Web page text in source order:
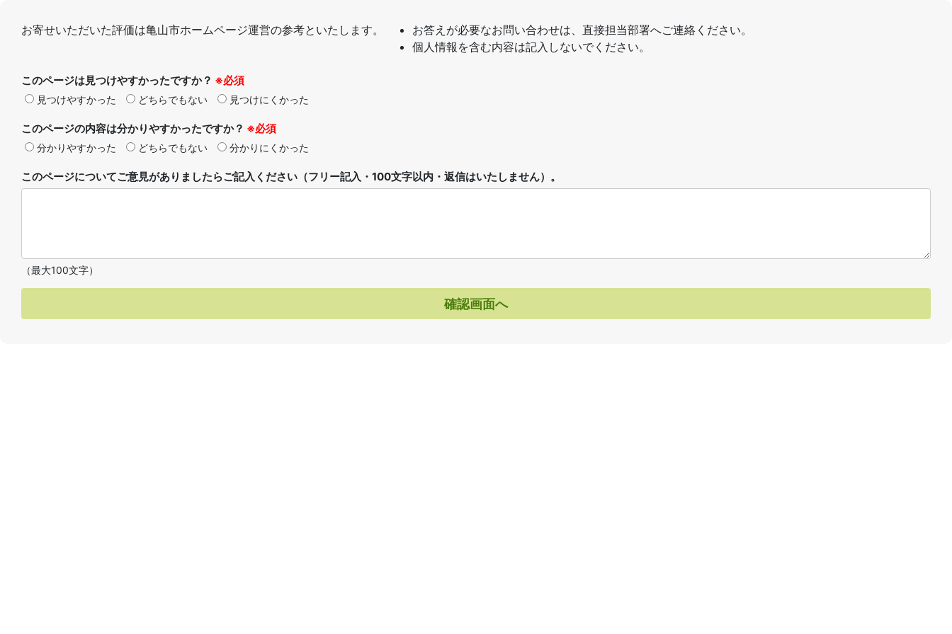
お寄せいただいた評価は亀山市ホームページ運営の参考といたします。
お答えが必要なお問い合わせは、直接担当部署へご連絡ください。
個人情報を含む内容は記入しないでください。
このページは見つけやすかったですか？ ※必須
見つけやすかった どちらでもない 見つけにくかった
このページの内容は分かりやすかったですか？ ※必須
分かりやすかった どちらでもない 分かりにくかった
このページについてご意見がありましたらご記入ください（フリー記入・100文字以内・返信はいたしません）。
（最大100文字）